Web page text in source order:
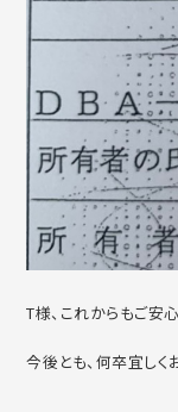
T様、これからもご安
今後とも、何卒宜しく